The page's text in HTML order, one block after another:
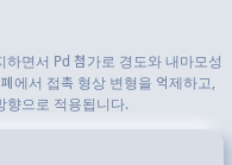
하면서 Pd 첨가로 경도와 내마모성
에서 접촉 형상 변형을 억제하고,
향으로 적용됩니다.